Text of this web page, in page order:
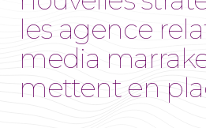
les agence
media
mettent en